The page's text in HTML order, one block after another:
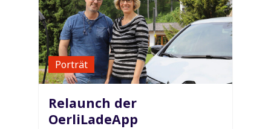
Porträt
Relaunch der
OerliLadeApp